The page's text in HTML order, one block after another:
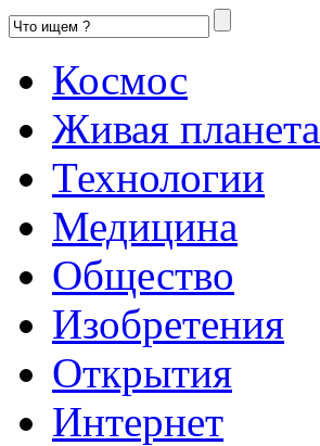
Космос
Живая планета
Технологии
Медицина
Общество
Изобретения
Открытия
Интернет